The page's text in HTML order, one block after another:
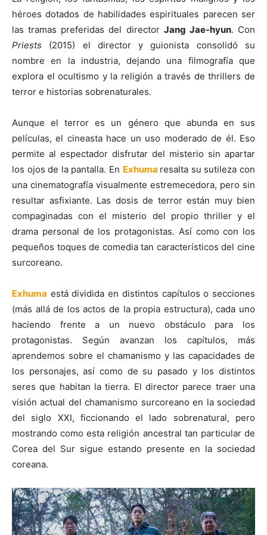
héroes dotados de habilidades espirituales parecen ser
las tramas preferidas del director Jang Jae-hyun. Con
Priests (2015) el director y guionista consolidó su
nombre en la industria, dejando una filmografía que
explora el ocultismo y la religión a través de thrillers de
terror e historias sobrenaturales.
Aunque el terror es un género que abunda en sus
películas, el cineasta hace un uso moderado de él. Eso
permite al espectador disfrutar del misterio sin apartar
los ojos de la pantalla. En Exhuma resalta su sutileza con
una cinematografía visualmente estremecedora, pero sin
resultar asfixiante. Las dosis de terror están muy bien
compaginadas con el misterio del propio thriller y el
drama personal de los protagonistas. Así como con los
pequeños toques de comedia tan característicos del cine
surcoreano.
Exhuma está dividida en distintos capítulos o secciones
(más allá de los actos de la propia estructura), cada uno
haciendo frente a un nuevo obstáculo para los
protagonistas. Según avanzan los capítulos, más
aprendemos sobre el chamanismo y las capacidades de
los personajes, así como de su pasado y los distintos
seres que habitan la tierra. El director parece traer una
visión actual del chamanismo surcoreano en la sociedad
del siglo XXI, ficcionando el lado sobrenatural, pero
mostrando como esta religión ancestral tan particular de
Corea del Sur sigue estando presente en la sociedad
coreana.